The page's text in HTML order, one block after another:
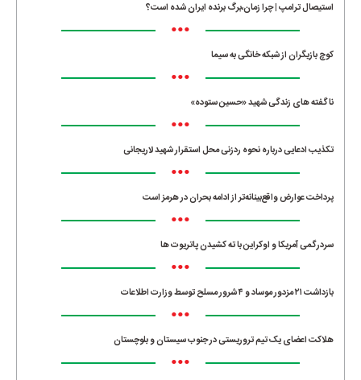
استیصال ترامپ | چرا زمان،برگ برنده ایران شده است؟
•••
کوچ بازیگران از شبکه خانگی به سیما
•••
ناگفته های زندگی شهید «حسین ستوده»
•••
تکذیب ادعایی درباره نحوه ردزنی محل استقرار شهید لاریجانی
•••
پرداخت عوارض واقع‌بینانه‌تر از ادامه بحران در هرمز است
•••
سردرگمی آمریکا و اوکراین با ته کشیدن پاتریوت ها
•••
بازداشت ۲۱ مزدور موساد و ۴ شرور مسلح توسط وزارت اطلاعات
•••
هلاکت اعضای یک تیم تروریستی در جنوب سیستان و بلوچستان
•••